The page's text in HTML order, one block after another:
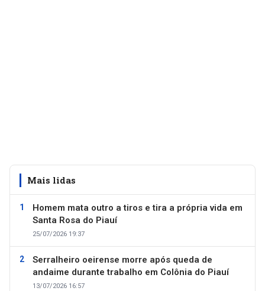
Mais lidas
Homem mata outro a tiros e tira a própria vida em
Santa Rosa do Piauí
25/07/2026 19:37
Serralheiro oeirense morre após queda de
andaime durante trabalho em Colônia do Piauí
13/07/2026 16:57